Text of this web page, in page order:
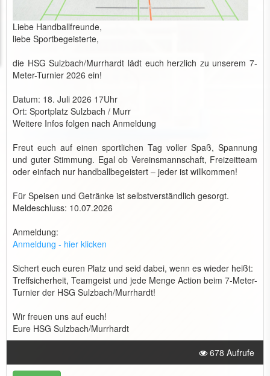
Liebe Handballfreunde,
liebe Sportbegeisterte,
die HSG Sulzbach/Murrhardt lädt euch herzlich zu unserem 7-
Meter-Turnier 2026 ein!
Datum: 18. Juli 2026 17Uhr
Ort: Sportplatz Sulzbach / Murr
Weitere Infos folgen nach Anmeldung
Freut euch auf einen sportlichen Tag voller Spaß, Spannung
und guter Stimmung. Egal ob Vereinsmannschaft, Freizeitteam
oder einfach nur handballbegeistert – jeder ist willkommen!
Für Speisen und Getränke ist selbstverständlich gesorgt.
Meldeschluss: 10.07.2026
Anmeldung:
Anmeldung - hier klicken
Sichert euch euren Platz und seid dabei, wenn es wieder heißt:
Treffsicherheit, Teamgeist und jede Menge Action beim 7-Meter-
Turnier der HSG Sulzbach/Murrhardt!
Wir freuen uns auf euch!
Eure HSG Sulzbach/Murrhardt
678 Aufrufe